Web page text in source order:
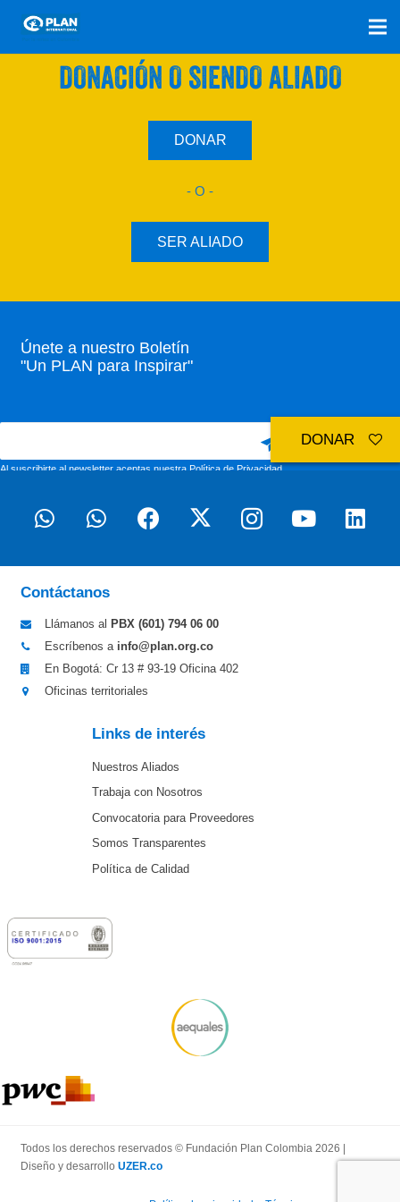
SÚMATE A NUESTRO PLAN CON UNA
DONACIÓN O SIENDO ALIADO
DONAR
- O -
SER ALIADO
Únete a nuestro Boletín
"Un PLAN para Inspirar"
Al suscribirte al newsletter aceptas nuestraPolítica de Privacidad
Contáctanos
Llámanos al PBX (601) 794 06 00
Escríbenos a info@plan.org.co
En Bogotá: Cr 13 # 93-19 Oficina 402
Oficinas territoriales
Links de interés
Nuestros Aliados
Trabaja con Nosotros
Convocatoria para Proveedores
Somos Transparentes
Política de Calidad
Todos los derechos reservados © Fundación Plan Colombia 2026 |
Diseño y desarrollo UZER.co
DONAR